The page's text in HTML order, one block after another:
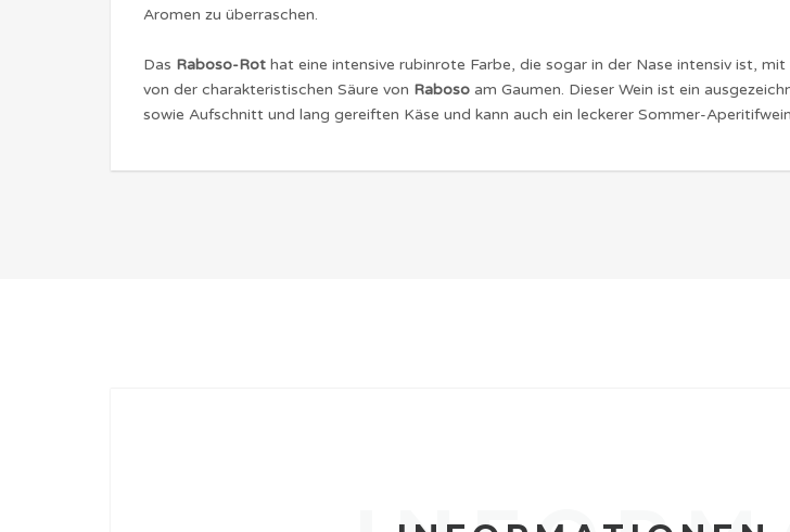
Aromen zu überraschen.
Das Raboso-Rot hat eine intensive rubinrote Farbe, die sogar in der Nase intensiv ist,
von der charakteristischen Säure von Raboso am Gaumen. Dieser Wein ist ein
sowie Aufschnitt und lang gereiften Käse und kann auch ein leckerer Sommer-